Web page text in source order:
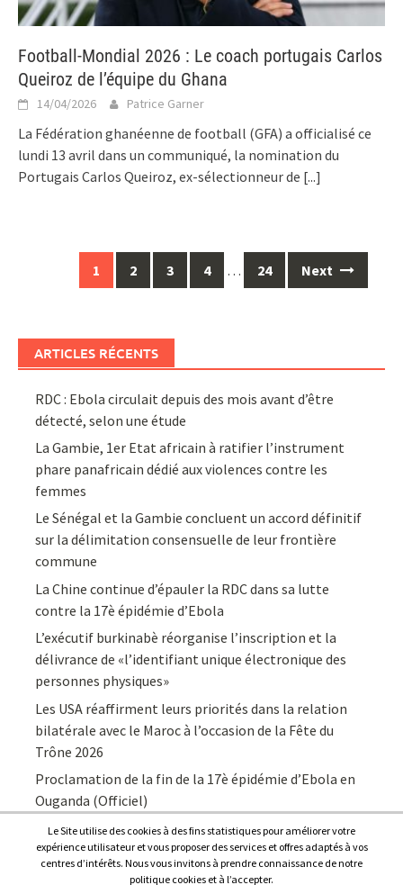
Football-Mondial 2026 : Le coach portugais Carlos
Queiroz de l’équipe du Ghana
14/04/2026 Patrice Garner
La Fédération ghanéenne de football (GFA) a officialisé ce
lundi 13 avril dans un communiqué, la nomination du
Portugais Carlos Queiroz, ex-sélectionneur de [...]
navigation
1 2 3 4 … 24 Next
ARTICLES RÉCENTS
RDC : Ebola circulait depuis des mois avant d’être
détecté, selon une étude
La Gambie, 1er Etat africain à ratifier l’instrument
phare panafricain dédié aux violences contre les
femmes
Le Sénégal et la Gambie concluent un accord définitif
sur la délimitation consensuelle de leur frontière
commune
La Chine continue d’épauler la RDC dans sa lutte
contre la 17è épidémie d’Ebola
L’exécutif burkinabè réorganise l’inscription et la
délivrance de «l’identifiant unique électronique des
personnes physiques»
Les USA réaffirment leurs priorités dans la relation
bilatérale avec le Maroc à l’occasion de la Fête du
Trône 2026
Proclamation de la fin de la 17è épidémie d’Ebola en
Ouganda (Officiel)
Le Site utilise des cookies à des fins statistiques pour améliorer votre
expérience utilisateur et vous proposer des services et offres adaptés à vos
centres d’intérêts. Nous vous invitons à prendre connaissance de notre
politique cookies et à l’accepter.